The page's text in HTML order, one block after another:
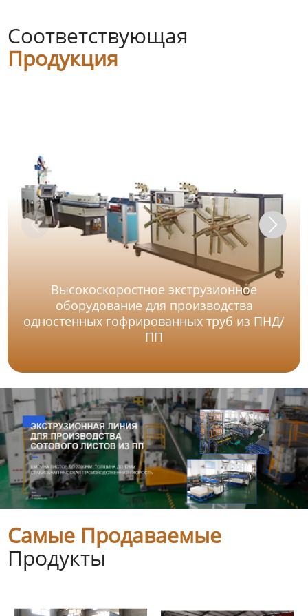
Соответствующая
Продукция
Высокоскоростное экструзионное
оборудование для производства
одностенных гофрированных труб из ПНД/
ПП
Самые Продаваемые
Продукты